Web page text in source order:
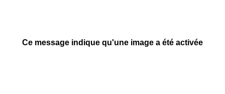
Ce message indique qu'une image a été activée